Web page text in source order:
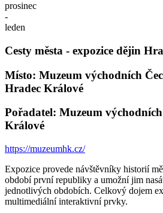
prosinec
-
leden
Cesty města - expozice dějin
Místo: Muzeum východních
Hradec Králové
Pořadatel: Muzeum
Králové
https://muzeumhk.cz/
Expozice provede návštěvníky historií
období první republiky a umožní jim
jednotlivých obdobích. Celkový dojem
multimediální interaktivní prvky.